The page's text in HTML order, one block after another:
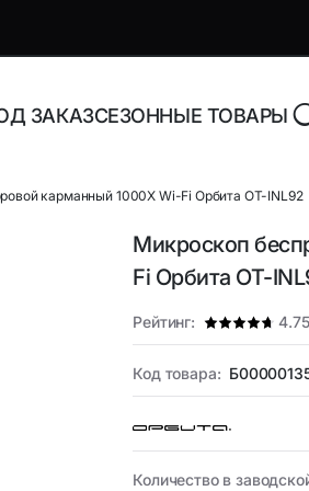
Адаптеры, блоки
зарядные устройства
Адаптеры питания для
универсальные
Инструменты и
ЗАКАЗСЕЗОННЫЕ ТОВАРЫ
карманный 1000X Wi-Fi Орбита OT-INL92
Микроскоп
Fi Орбита OT-
Рейтинг: 4.75
Код товара:
Количество в